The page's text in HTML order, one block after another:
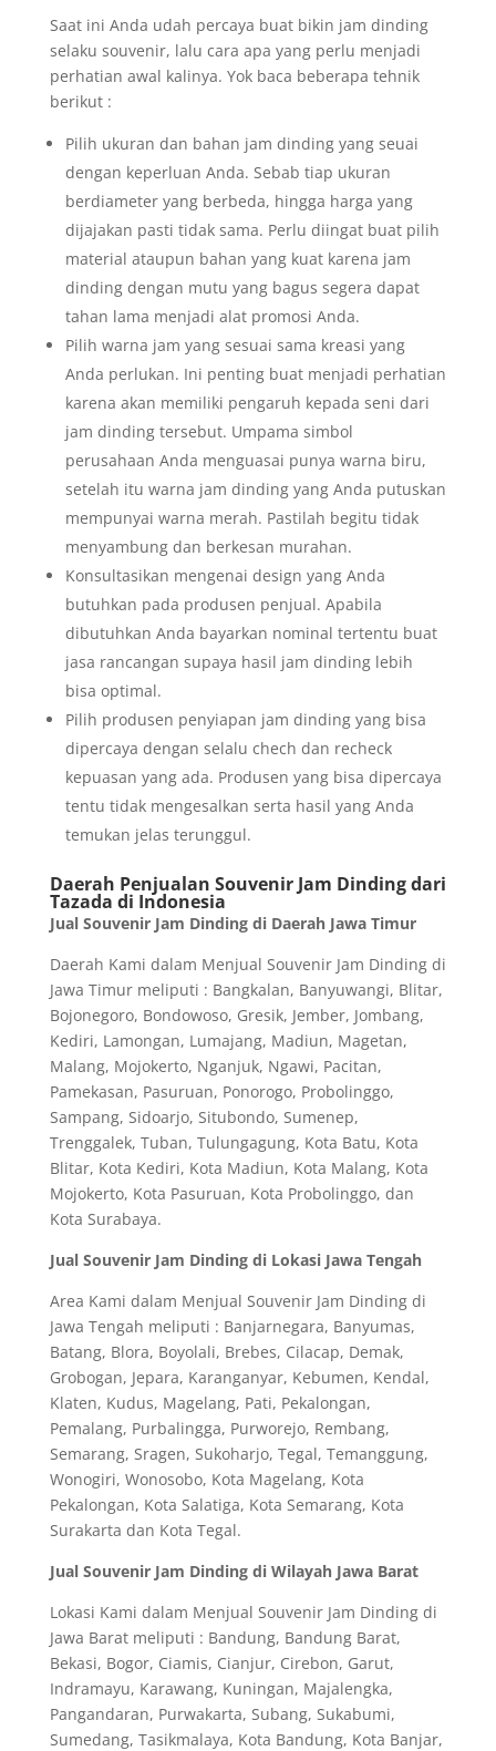
Saat ini Anda udah percaya buat bikin jam dinding
selaku souvenir, lalu cara apa yang perlu menjadi
perhatian awal kalinya. Yok baca beberapa tehnik
berikut :
Pilih ukuran dan bahan jam dinding yang seuai
dengan keperluan Anda. Sebab tiap ukuran
berdiameter yang berbeda, hingga harga yang
dijajakan pasti tidak sama. Perlu diingat buat pilih
material ataupun bahan yang kuat karena jam
dinding dengan mutu yang bagus segera dapat
tahan lama menjadi alat promosi Anda.
Pilih warna jam yang sesuai sama kreasi yang
Anda perlukan. Ini penting buat menjadi perhatian
karena akan memiliki pengaruh kepada seni dari
jam dinding tersebut. Umpama simbol
perusahaan Anda menguasai punya warna biru,
setelah itu warna jam dinding yang Anda putuskan
mempunyai warna merah. Pastilah begitu tidak
menyambung dan berkesan murahan.
Konsultasikan mengenai design yang Anda
butuhkan pada produsen penjual. Apabila
dibutuhkan Anda bayarkan nominal tertentu buat
jasa rancangan supaya hasil jam dinding lebih
bisa optimal.
Pilih produsen penyiapan jam dinding yang bisa
dipercaya dengan selalu chech dan recheck
kepuasan yang ada. Produsen yang bisa dipercaya
tentu tidak mengesalkan serta hasil yang Anda
temukan jelas terunggul.
Daerah Penjualan Souvenir Jam Dinding dari
Tazada di Indonesia
Jual Souvenir Jam Dinding di Daerah Jawa Timur
Daerah Kami dalam Menjual Souvenir Jam Dinding di
Jawa Timur meliputi : Bangkalan, Banyuwangi, Blitar,
Bojonegoro, Bondowoso, Gresik, Jember, Jombang,
Kediri, Lamongan, Lumajang, Madiun, Magetan,
Malang, Mojokerto, Nganjuk, Ngawi, Pacitan,
Pamekasan, Pasuruan, Ponorogo, Probolinggo,
Sampang, Sidoarjo, Situbondo, Sumenep,
Trenggalek, Tuban, Tulungagung, Kota Batu, Kota
Blitar, Kota Kediri, Kota Madiun, Kota Malang, Kota
Mojokerto, Kota Pasuruan, Kota Probolinggo, dan
Kota Surabaya.
Jual Souvenir Jam Dinding di Lokasi Jawa Tengah
Area Kami dalam Menjual Souvenir Jam Dinding di
Jawa Tengah meliputi : Banjarnegara, Banyumas,
Batang, Blora, Boyolali, Brebes, Cilacap, Demak,
Grobogan, Jepara, Karanganyar, Kebumen, Kendal,
Klaten, Kudus, Magelang, Pati, Pekalongan,
Pemalang, Purbalingga, Purworejo, Rembang,
Semarang, Sragen, Sukoharjo, Tegal, Temanggung,
Wonogiri, Wonosobo, Kota Magelang, Kota
Pekalongan, Kota Salatiga, Kota Semarang, Kota
Surakarta dan Kota Tegal.
Jual Souvenir Jam Dinding di Wilayah Jawa Barat
Lokasi Kami dalam Menjual Souvenir Jam Dinding di
Jawa Barat meliputi : Bandung, Bandung Barat,
Bekasi, Bogor, Ciamis, Cianjur, Cirebon, Garut,
Indramayu, Karawang, Kuningan, Majalengka,
Pangandaran, Purwakarta, Subang, Sukabumi,
Sumedang, Tasikmalaya, Kota Bandung, Kota Banjar,